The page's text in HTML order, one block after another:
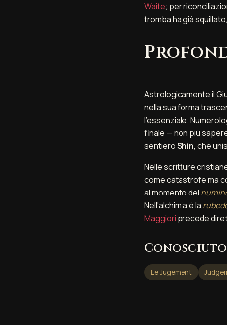
Waite; per
tromba ha già
Astrologicamente il
nella sua forma
l'essenziale.
finale — non più
sentieroShin, che
Nelle scritture
come catastrofe ma
al momento del
Nell'alchimia è la
Maggiori precede
Le Jugement